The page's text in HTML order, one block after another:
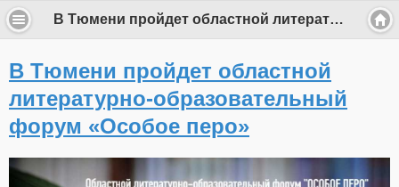
В Тюмени пройдет областной литературно-образовательный форум «Особое перо»
В Тюмени пройдет областной
литературно-образовательный
форум «Особое перо»